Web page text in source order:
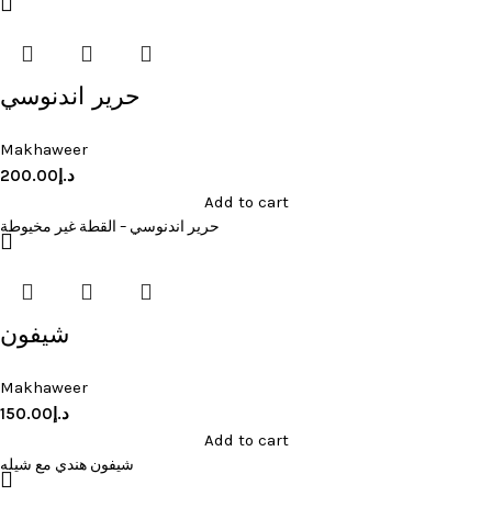
حرير اندنوسي
Makhaweer
د.إ200.00
Add to cart
حرير اندنوسي – القطة غير مخيوطة
شيفون
Makhaweer
د.إ150.00
Add to cart
شيفون هندي مع شيله